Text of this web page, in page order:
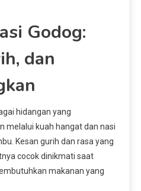
Godog:
dan
hidangan yang
melalui kuah hangat dan nasi
Kesan gurih dan rasa yang
cocok dinikmati saat
makanan yang